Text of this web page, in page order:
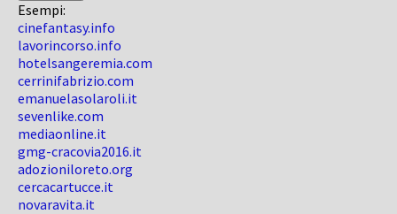
Esempi:
cinefantasy.info
lavorincorso.info
hotelsangeremia.com
cerrinifabrizio.com
emanuelasolaroli.it
sevenlike.com
mediaonline.it
gmg-cracovia2016.it
adozioniloreto.org
cercacartucce.it
novaravita.it